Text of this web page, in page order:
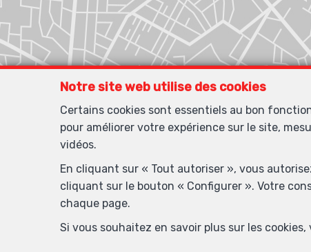
Notre site web utilise des cookies
Certains cookies sont essentiels au bon
pour améliorer votre expérience sur le site,
vidéos.
En cliquant sur « Tout autoriser », vous
cliquant sur le bouton « Configurer ». Votre
chaque page.
Si vous souhaitez en savoir plus sur les